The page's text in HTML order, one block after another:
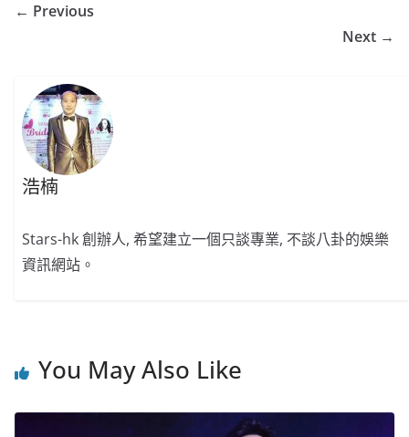
← Previous
Next →
浩楠
Stars-hk 創辦人, 希望建立一個只談專業, 不談八卦的娛樂
資訊網站。
You May Also Like